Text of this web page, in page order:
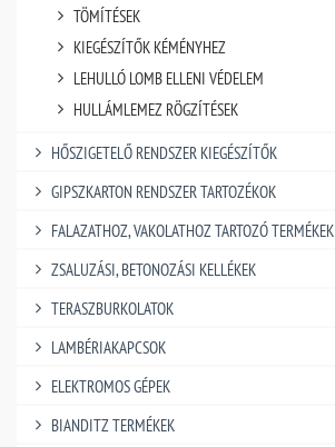
TÖMÍTÉSEK
KIEGÉSZÍTŐK KÉMÉNYHEZ
LEHULLÓ LOMB ELLENI VÉDELEM
HULLÁMLEMEZ RÖGZÍTÉSEK
HŐSZIGETELŐ RENDSZER KIEGÉSZÍTŐK
GIPSZKARTON RENDSZER TARTOZÉKOK
FALAZATHOZ, VAKOLATHOZ TARTOZÓ TERMÉKEK
ZSALUZÁSI, BETONOZÁSI KELLÉKEK
TERASZBURKOLATOK
LAMBÉRIAKAPCSOK
ELEKTROMOS GÉPEK
BIANDITZ TERMÉKEK